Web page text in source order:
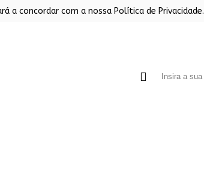
a concordar com a nossa Política de Privacidade.